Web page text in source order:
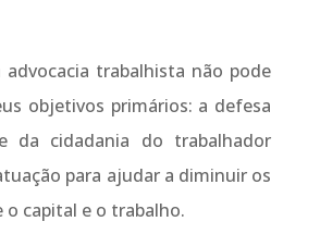
trabalhista não pode
objetivos primários: a defesa
da cidadania do trabalhador
para ajudar a diminuir os
capital e o trabalho.